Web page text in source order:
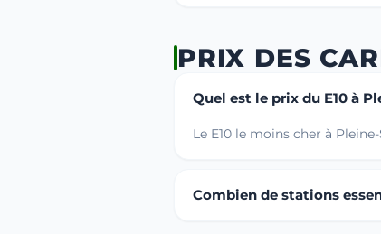
PRIX DES
Quel est le prix du E10 à
Le E10 le moins cher à
Combien de stations